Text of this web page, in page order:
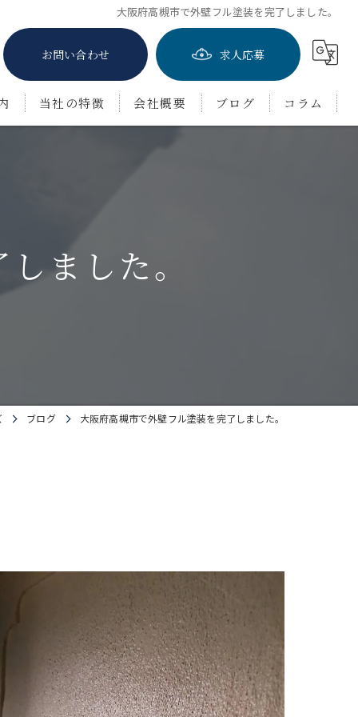
大阪府高槻市で外壁フル塗装を完了しました。
お問い合わせ 求人応募
当社の特徴
豊中市の外壁塗装
会社概要 ブログ コラム
ました。
ブログ 大阪府高槻市で外壁フル塗装を完了しました。